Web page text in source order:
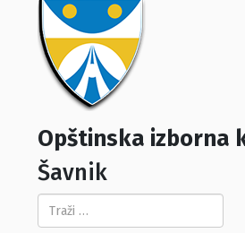
Opštinska izborna
Šavnik
Pretraga...